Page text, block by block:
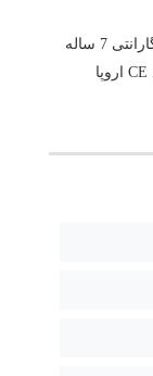
شیر شاهین مدل ساتراب کروم مات حمام با گارانتی 7 ساله